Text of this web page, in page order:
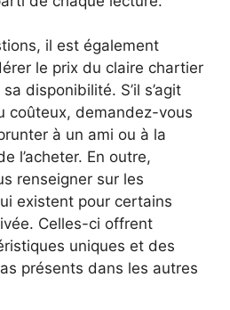
il est également
le prix du claire chartier
disponibilité. S’il s’agit
coûteux, demandez-vous
à un ami ou à la
l’acheter. En outre,
renseigner sur les
existent pour certains
Celles-ci offrent
uniques et des
présents dans les autres